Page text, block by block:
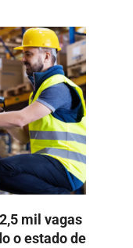
mil vagas
o estado de